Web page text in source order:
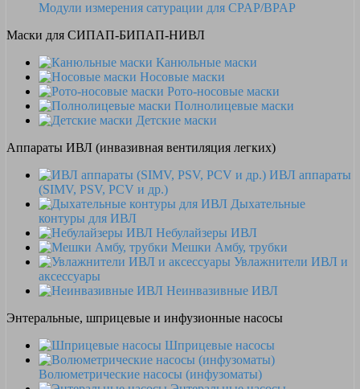
Модули измерения сатурации для CPAP/BPAP
Маски для СИПАП-БИПАП-НИВЛ
Канюльные маски
Носовые маски
Рото-носовые маски
Полнолицевые маски
Детские маски
Аппараты ИВЛ (инвазивная вентиляция легких)
ИВЛ аппараты
(SIMV, PSV, PCV и др.)
Дыхательные
контуры для ИВЛ
Небулайзеры ИВЛ
Мешки Амбу, трубки
Увлажнители ИВЛ и
аксессуары
Неинвазивные ИВЛ
Энтеральные, шприцевые и инфузионные насосы
Шприцевые насосы
Волюметрические насосы (инфузоматы)